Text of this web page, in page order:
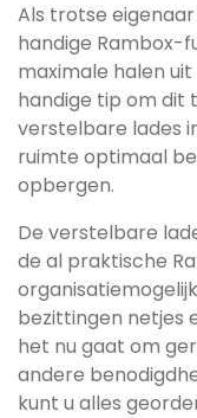
Als trotse
handige Rambox-
maximale halen
handige tip om dit
verstelbare lades
ruimte optimaal
opbergen.
De verstelbare
de al praktische
bezittingen netjes
het nu gaat om
andere
kunt u alles